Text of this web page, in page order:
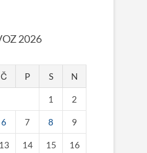
2026
Č P S N
1 2
6 7 8 9
13 14 15 16